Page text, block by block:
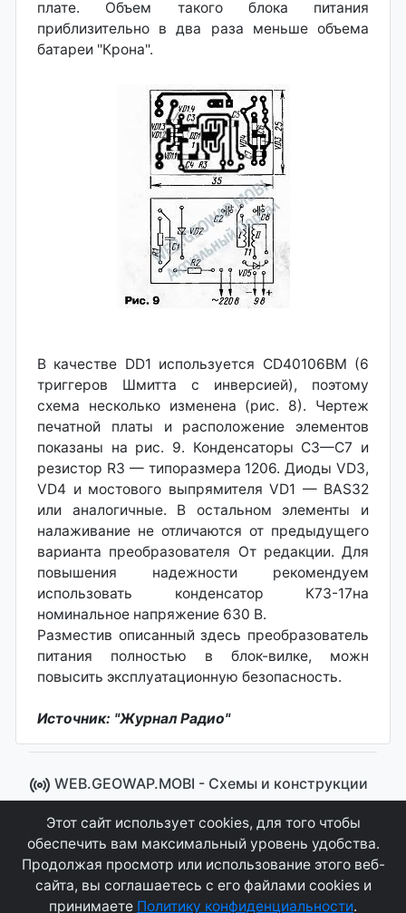
плате. Объем такого блока питания
приблизительно в два раза меньше объема
батареи "Крона".
В качестве DD1 используется CD40106BM (6
триггеров Шмитта с инверсией), поэтому
схема несколько изменена (рис. 8). Чертеж
печатной платы и расположение элементов
показаны на рис. 9. Конденсаторы СЗ—С7 и
резистор R3 — типоразмера 1206. Диоды VD3,
VD4 и мостового выпрямителя VD1 — BAS32
или аналогичные. В остальном элементы и
налаживание не отличаются от предыдущего
варианта преобразователя От редакции. Для
повышения надежности рекомендуем
использовать конденсатор К73-17на
номинальное напряжение 630 В.
Разместив описанный здесь преобразователь
питания полностью в блок-вилке, можн
повысить эксплуатационную безопасность.
Источник: "Журнал Радио"
WEB.GEOWAP.MOBI - Cхемы и конструкции
© 2008 - 2021
Сайт управляется системой "MKateCMS" от Ray
Icemont.
Соглашение Конфиденциальность
Этот сайт использует cookies, для того чтобы
обеспечить вам максимальный уровень удобства.
Продолжая просмотр или использование этого веб-
сайта, вы соглашаетесь с его файлами cookies и
принимаете Политику конфиденциальности.